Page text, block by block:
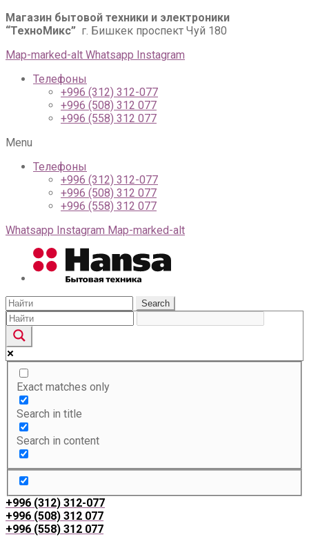
Магазин бытовой техники и электроники
“ТехноМикс” г. Бишкек проспект Чуй 180
Map-marked-alt Whatsapp Instagram
Телефоны
+996 (312) 312-077
+996 (508) 312 077
+996 (558) 312 077
Menu
Телефоны
+996 (312) 312-077
+996 (508) 312 077
+996 (558) 312 077
Whatsapp Instagram Map-marked-alt
Search
Exact matches only
Search in title
Search in content
+996 (312) 312-077
+996 (508) 312 077
+996 (558) 312 077